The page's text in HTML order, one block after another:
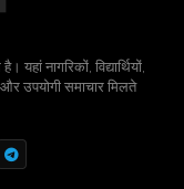
नागरिकों, विद्यार्थियों,
और उपयोगी समाचार मिलते